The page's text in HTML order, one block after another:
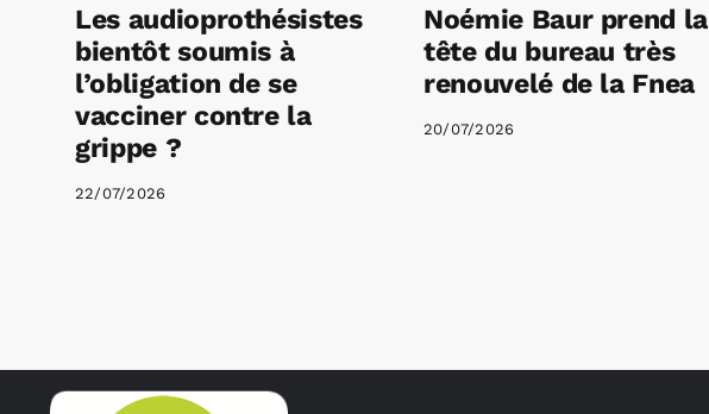
Les audioprothésistes
bientôt soumis à
l’obligation de se
vacciner contre la
grippe ?
22/07/2026
Noémie Baur prend la
tête du bureau très
renouvelé de la Fnea
20/07/2026